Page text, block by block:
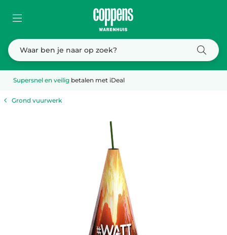
Supersnel en veilig betalen met iDeal
Grond vuurwerk